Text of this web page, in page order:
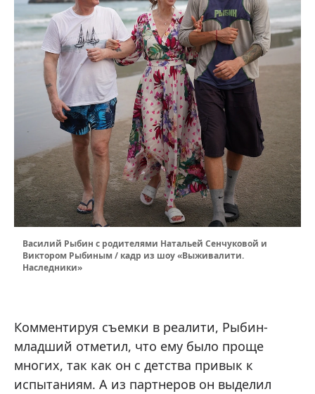
Василий Рыбин с родителями Натальей Сенчуковой и
Виктором Рыбиным / кадр из шоу «Выживалити.
Наследники»
Комментируя съемки в реалити, Рыбин-
младший отметил, что ему было проще
многих, так как он с детства привык к
испытаниям. А из партнеров он выделил